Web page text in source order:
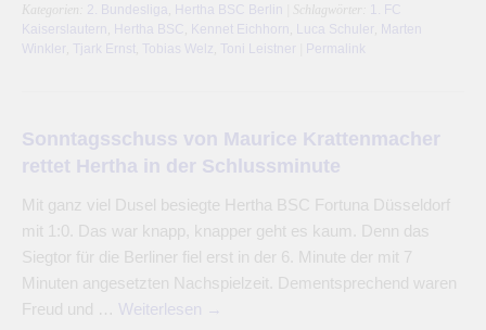
Kategorien: 2. Bundesliga Hertha BSC Berlin | Schlagwörter:
1. FC
Kaiserslautern
Hertha BSC Kennet Eichhorn Luca Schuler
Marten
Winkler
Tjark Ernst Tobias Welz Toni Leistner Permalink
Sonntagsschuss von Maurice Krattenmacher
rettet Hertha in der Schlussminute
Mit ganz viel Dusel besiegte Hertha BSC Fortuna Düsseldorf
mit 1:0. Das war knapp, knapper geht es kaum. Denn das
Siegtor für die Berliner fiel erst in der 6. Minute der mit 7
Minuten angesetzten Nachspielzeit. Dementsprechend waren
Freud und … Weiterlesen →